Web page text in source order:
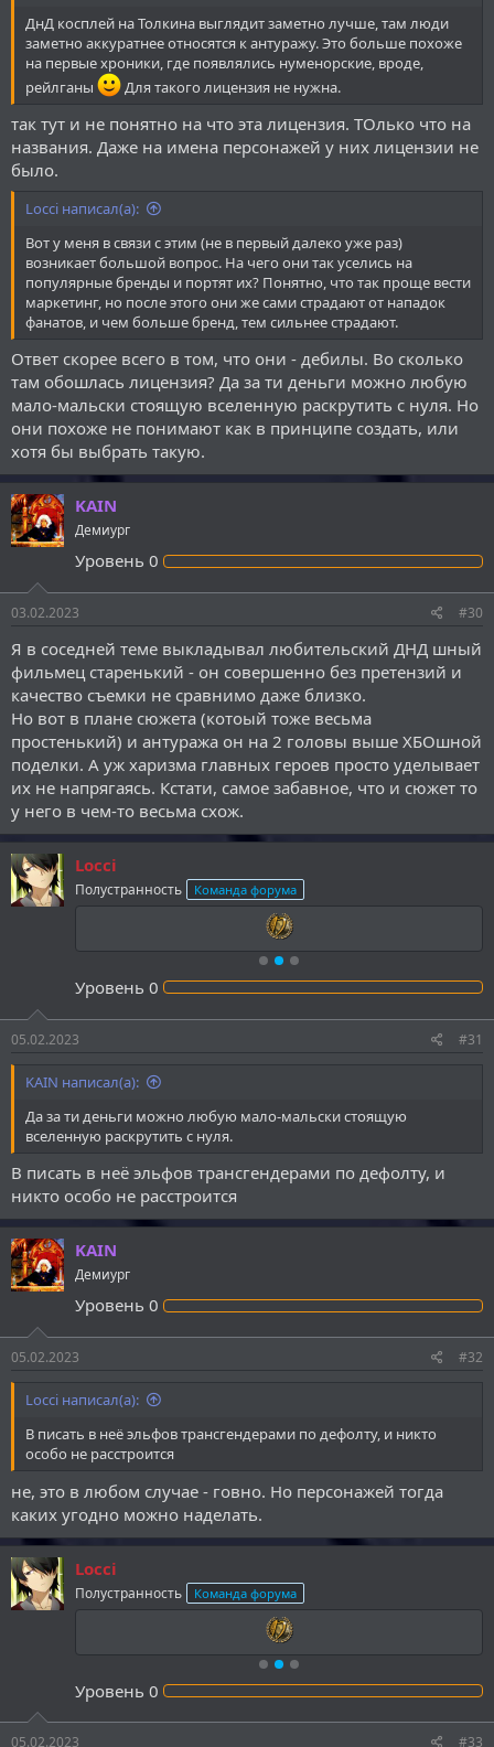
ДнД косплей на Толкина выглядит заметно лучше, там люди
заметно аккуратнее относятся к антуражу. Это больше похоже
на первые хроники, где появлялись нуменорские, вроде,
рейлганы
Для такого лицензия не нужна.
так тут и не понятно на что эта лицензия. ТОлько что на
названия. Даже на имена персонажей у них лицензии не
было.
Locci написал(а):
Вот у меня в связи с этим (не в первый далеко уже раз)
возникает большой вопрос. На чего они так уселись на
популярные бренды и портят их? Понятно, что так проще вести
маркетинг, но после этого они же сами страдают от нападок
фанатов, и чем больше бренд, тем сильнее страдают.
Ответ скорее всего в том, что они - дебилы. Во сколько
там обошлась лицензия? Да за ти деньги можно любую
мало-мальски стоящую вселенную раскрутить с нуля. Но
они похоже не понимают как в принципе создать, или
хотя бы выбрать такую.
KAIN
Демиург
Уровень 0
03.02.2023 #30
Я в соседней теме выкладывал любительский ДНД шный
фильмец старенький - он совершенно без претензий и
качество съемки не сравнимо даже близко.
Но вот в плане сюжета (котоый тоже весьма
простенький) и антуража он на 2 головы выше ХБОшной
поделки. А уж харизма главных героев просто уделывает
их не напрягаясь. Кстати, самое забавное, что и сюжет то
у него в чем-то весьма схож.
Locci
Полустранность Команда форума
Уровень 0
05.02.2023 #31
KAIN написал(а):
Да за ти деньги можно любую мало-мальски стоящую
вселенную раскрутить с нуля.
В писать в неё эльфов трансгендерами по дефолту, и
никто особо не расстроится
KAIN
Демиург
Уровень 0
05.02.2023 #32
Locci написал(а):
В писать в неё эльфов трансгендерами по дефолту, и никто
особо не расстроится
не, это в любом случае - говно. Но персонажей тогда
каких угодно можно наделать.
Locci
Полустранность Команда форума
Уровень 0
05.02.2023 #33